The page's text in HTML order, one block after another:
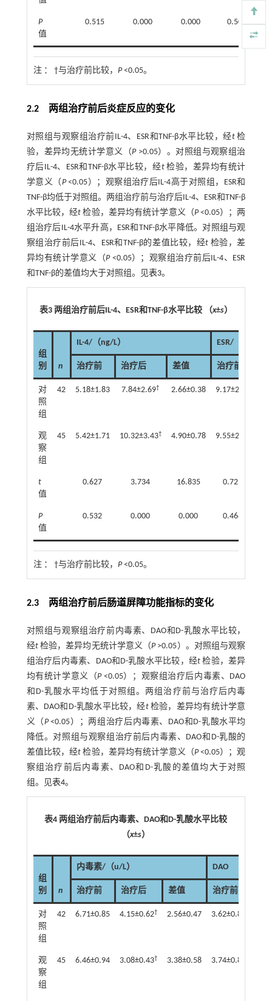
P
值
0.515 0.000 0.000 0.500
注 ： †与治疗前比较， P<0.05。
2.2 两组治疗前后炎症反应的变化
对照组与观察组治疗前IL-4、ESR和TNF-β水平比较，经t检
验，差异均无统计学意义（P>0.05）。对照组与观察组治
疗后IL-4、ESR和TNF-β水平比较，经t检验，差异均有统计
学意义（ P<0.05）；观察组治疗后IL-4高于对照组，ESR和
TNF-β均低于对照组。两组治疗前与治疗后IL-4、ESR和TNF-β
水平比较，经t 检验，差异均有统计学意义（P<0.05）；两
组治疗后IL-4水平升高，ESR和TNF-β水平降低。对照组与观
察组治疗前后IL-4、ESR和TNF-β的差值比较，经t 检验，差
异均有统计学意义（P<0.05）；观察组治疗前后IL-4、ESR
和TNF-β的差值均大于对照组。见表3。
表3 两组治疗前后IL-4、ESR和TNF-β水平比较 （x±s）
组
别
n
IL-4/（ng/L） ESR/（mm/h）
治疗前 治疗后 差值 治疗前
对
照
组
42 5.18±1.83 7.84±2.69† 2.66±0.38 9.17±2.63
观
察
组
45 5.42±1.71 10.32±3.43† 4.90±0.78 9.55±2.23
t
值
0.627 3.734 16.835 0.729
P
值
0.532 0.000 0.000 0.468
注 ： †与治疗前比较， P<0.05。
2.3 两组治疗前后肠道屏障功能指标的变化
对照组与观察组治疗前内毒素、DAO和D-乳酸水平比较，
经t检验，差异均无统计学意义（P>0.05）。对照组与观察
组治疗后内毒素、DAO和D-乳酸水平比较，经t 检验，差异
均有统计学意义（P<0.05）；观察组治疗后内毒素、DAO
和D-乳酸水平均低于对照组。两组治疗前与治疗后内毒
素、DAO和D-乳酸水平比较，经t检验，差异均有统计学意
义（ P<0.05）；两组治疗后内毒素、DAO和D-乳酸水平均
降低。对照组与观察组治疗前后内毒素、DAO和D-乳酸的
差值比较，经t 检验，差异均有统计学意义（P<0.05）；观
察组治疗前后内毒素、DAO和D-乳酸的差值均大于对照
组。见表4。
表4 两组治疗前后内毒素、DAO和D-乳酸水平比较
（x±s）
组
别
n
内毒素/（u/L） DAO
治疗前 治疗后 差值 治疗前
对
照
组
42 6.71±0.85 4.15±0.62† 2.56±0.47 3.62±0.83
观
察
组
45 6.46±0.94 3.08±0.43† 3.38±0.58 3.74±0.87